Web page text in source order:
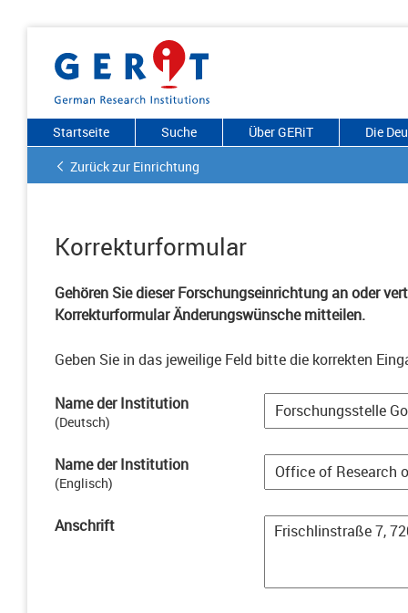
Startseite Suche Über GERiT
Die
Zurück zur Einrichtung
Korrekturformular
Gehören Sie dieser Forschungseinrichtung an oder
Korrekturformular Änderungswünsche mitteilen.
Geben Sie in das jeweilige Feld bitte die korrekten
Name der Institution
(Deutsch)
Name der Institution
(Englisch)
Anschrift